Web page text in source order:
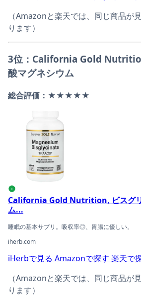
（Amazonと楽天では、同じ商品が
ります）
3位：California Gold
酸マグネシウム
総合評価：★★★★★
California Gold Nutrition, ビスグリ
i
California Gold Nutrition, ビスグ
ム...
睡眠の基本サプリ。吸収率◎、胃腸に優しい。
iherb.com
iHerbで見る Amazonで探す 楽天で
（Amazonと楽天では、同じ商品が
ります）